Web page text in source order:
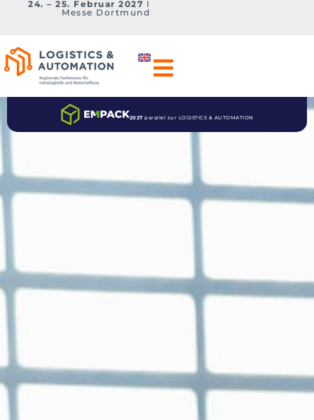
24. – 25. Februar 2027 I
Messe Dortmund
2027 parallel zur LOGISTICS & AUTOMATION